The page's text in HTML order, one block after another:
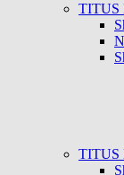
TITUS
TITUS